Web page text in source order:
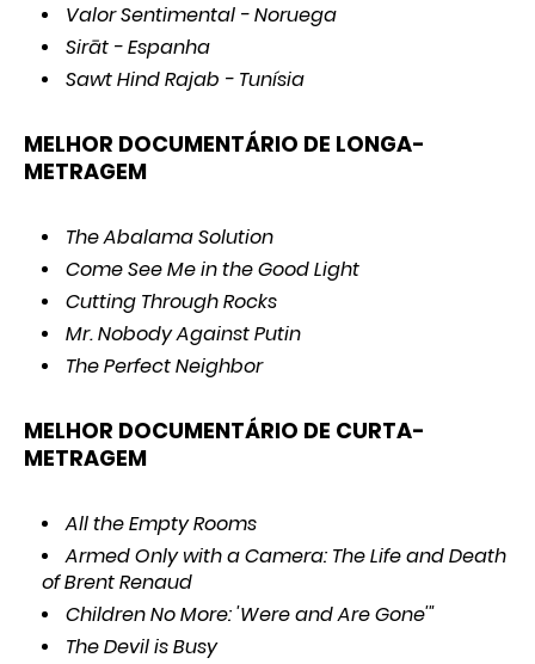
Valor Sentimental - Noruega
Sirāt - Espanha
Sawt Hind Rajab - Tunísia
MELHOR DOCUMENTÁRIO DE LONGA-
METRAGEM
The Abalama Solution
Come See Me in the Good Light
Cutting Through Rocks
Mr. Nobody Against Putin
The Perfect Neighbor
MELHOR DOCUMENTÁRIO DE CURTA-
METRAGEM
All the Empty Rooms
Armed Only with a Camera: The Life and Death
of Brent Renaud
Children No More: 'Were and Are Gone'"
The Devil is Busy